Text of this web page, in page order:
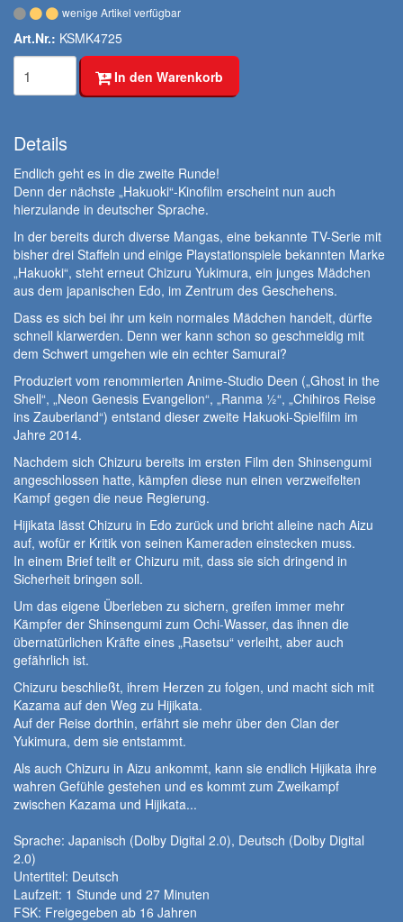
wenige Artikel verfügbar
Art.Nr.: KSMK4725
In den Warenkorb
Details
Endlich geht es in die zweite Runde!
Denn der nächste „Hakuoki“-Kinofilm erscheint nun auch
hierzulande in deutscher Sprache.
In der bereits durch diverse Mangas, eine bekannte TV-Serie mit
bisher drei Staffeln und einige Playstationspiele bekannten Marke
„Hakuoki“, steht erneut Chizuru Yukimura, ein junges Mädchen
aus dem japanischen Edo, im Zentrum des Geschehens.
Dass es sich bei ihr um kein normales Mädchen handelt, dürfte
schnell klarwerden. Denn wer kann schon so geschmeidig mit
dem Schwert umgehen wie ein echter Samurai?
Produziert vom renommierten Anime-Studio Deen („Ghost in the
Shell“, „Neon Genesis Evangelion“, „Ranma ½“, „Chihiros Reise
ins Zauberland“) entstand dieser zweite Hakuoki-Spielfilm im
Jahre 2014.
Nachdem sich Chizuru bereits im ersten Film den Shinsengumi
angeschlossen hatte, kämpfen diese nun einen verzweifelten
Kampf gegen die neue Regierung.
Hijikata lässt Chizuru in Edo zurück und bricht alleine nach Aizu
auf, wofür er Kritik von seinen Kameraden einstecken muss.
In einem Brief teilt er Chizuru mit, dass sie sich dringend in
Sicherheit bringen soll.
Um das eigene Überleben zu sichern, greifen immer mehr
Kämpfer der Shinsengumi zum Ochi-Wasser, das ihnen die
übernatürlichen Kräfte eines „Rasetsu“ verleiht, aber auch
gefährlich ist.
Chizuru beschließt, ihrem Herzen zu folgen, und macht sich mit
Kazama auf den Weg zu Hijikata.
Auf der Reise dorthin, erfährt sie mehr über den Clan der
Yukimura, dem sie entstammt.
Als auch Chizuru in Aizu ankommt, kann sie endlich Hijikata ihre
wahren Gefühle gestehen und es kommt zum Zweikampf
zwischen Kazama und Hijikata...
Sprache: Japanisch (Dolby Digital 2.0), Deutsch (Dolby Digital
2.0)
Untertitel: Deutsch
Laufzeit: 1 Stunde und 27 Minuten
FSK: Freigegeben ab 16 Jahren